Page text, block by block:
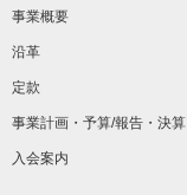
事業概要
沿革
定款
事業計画・予算/報告・決算
入会案内